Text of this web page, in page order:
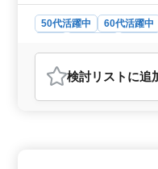
50代活躍中 60代活躍中
社
おすすめポイント
＜ベテラン積極採用の
り、50代以上の新規採
を重視しており、社労
検討リスト に追